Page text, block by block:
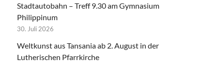
Stadtautobahn – Treff 9.30 am Gymnasium
Philippinum
30. Juli 2026
Weltkunst aus Tansania ab 2. August in der
Lutherischen Pfarrkirche